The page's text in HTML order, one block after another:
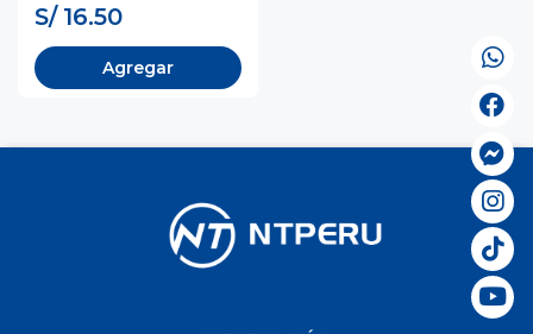
S/ 16.50
Agregar